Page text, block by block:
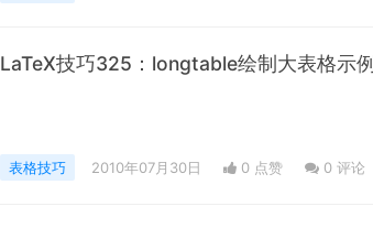
LaTeX技巧325：longtable绘制大表格示例
表格技巧 2010年07月30日 0 点赞 0 评论